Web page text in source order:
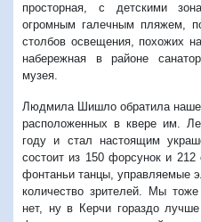
просторная, с детскими
огромным галечным пляжем,
столбов освещения, похожих
набережная в районе
музея.
Людмила Шишло обратила наше
расположенных в квере им.
году и стал настоящим
состоит из 150 форсунок и
фонтаньи танцы, управляемые
количество зрителей. Мы
нет, ну в Керчи гораздо